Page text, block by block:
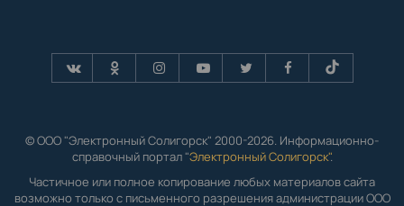
© ООО "Электронный Солигорск" 2000-2026. Информационно-
справочный портал "Электронный Солигорск".
Частичное или полное копирование любых материалов сайта
возможно только с письменного разрешения администрации ООО